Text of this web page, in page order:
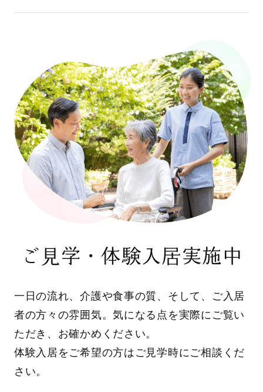
ご見学・体験入居実施中
一日の流れ、介護や食事の質、そして、ご入居
者の方々の雰囲気。気になる点を実際にご覧い
ただき、お確かめください。
体験入居をご希望の方はご見学時にご相談くだ
さい。